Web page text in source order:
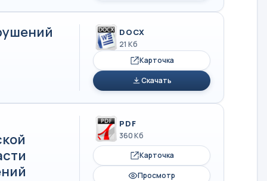
DOCX
21 Кб
Карточка
Скачать
PDF
360 Кб
Карточка
Просмотр